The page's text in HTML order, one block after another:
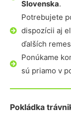
Slovenska.
Potrebujete
dispozícii aj
ďalších
Ponúkame
sú priamo v
Pokládka